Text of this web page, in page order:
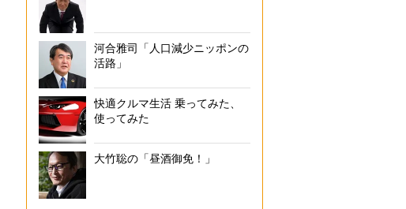
河合雅司「人口減少ニッポンの
活路」
快適クルマ生活 乗ってみた、
使ってみた
大竹聡の「昼酒御免！」